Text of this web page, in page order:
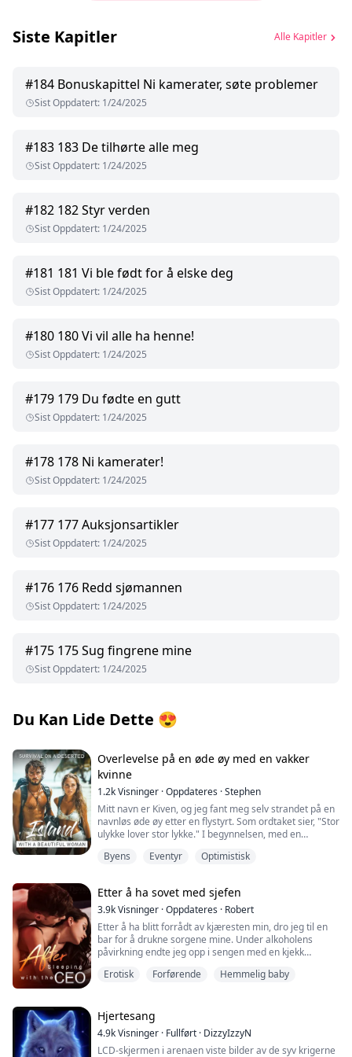
Siste Kapitler Alle Kapitler
#184 Bonuskapittel Ni kamerater, søte problemer
Sist Oppdatert: 1/24/2025
#183 183 De tilhørte alle meg
Sist Oppdatert: 1/24/2025
#182 182 Styr verden
Sist Oppdatert: 1/24/2025
#181 181 Vi ble født for å elske deg
Sist Oppdatert: 1/24/2025
#180 180 Vi vil alle ha henne!
Sist Oppdatert: 1/24/2025
#179 179 Du fødte en gutt
Sist Oppdatert: 1/24/2025
#178 178 Ni kamerater!
Sist Oppdatert: 1/24/2025
#177 177 Auksjonsartikler
Sist Oppdatert: 1/24/2025
#176 176 Redd sjømannen
Sist Oppdatert: 1/24/2025
#175 175 Sug fingrene mine
Sist Oppdatert: 1/24/2025
Du Kan Lide Dette 😍
Overlevelse på en øde øy med en vakker
kvinne
1.2kVisninger ·Oppdateres ·Stephen
Mitt navn er Kiven, og jeg fant meg selv strandet på en
navnløs øde øy etter en flystyrt. Som ordtaket sier, "Stor
ulykke lover stor lykke." I begynnelsen, med en
se hvordan jeg skaper et mangfoldig samfunn på
menneskelig natur og en fremvoksende mystisk
sivilisasjon, hvor vil skjebnen føre meg?
Byens Eventyr Optimistisk
Etter å ha sovet med sjefen
3.9kVisninger ·Oppdateres · Robert
Etter å ha blitt forrådt av kjæresten min, dro jeg til en
bar for å drukne sorgene mine. Under alkoholens
påvirkning endte jeg opp i sengen med en kjekk
flyktet, bare for å bli sjokkert da jeg kom på kontoret og
(Jeg anbefaler på det sterkeste en fengslende bok som
jeg ikke klarte å legge fra meg på tre dager og netter.
Den er utrolig engasjerende og et must å lese. Tittelen
Erotisk Forførende Hemmelig baby
Hjertesang
4.9kVisninger · Fullført · DizzyIzzyN
LCD-skjermen i arenaen viste bilder av de syv krigerne